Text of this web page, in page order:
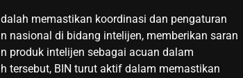
memastikan koordinasi dan pengaturan
nasional di bidang intelijen, memberikan saran
produk intelijen sebagai acuan dalam
tersebut, BIN turut aktif dalam memastikan